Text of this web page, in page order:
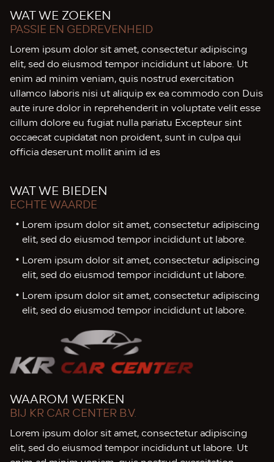
WAT WE ZOEKEN
PASSIE EN GEDREVENHEID
Lorem ipsum dolor sit amet, consectetur adipiscing
elit, sed do eiusmod tempor incididunt ut labore. Ut
enim ad minim veniam, quis nostrud exercitation
ullamco laboris nisi ut aliquip ex ea commodo con Duis
aute irure dolor in reprehenderit in voluptate velit esse
cillum dolore eu fugiat nulla pariatu Excepteur sint
occaecat cupidatat non proident, sunt in culpa qui
officia deserunt mollit anim id es
WAT WE BIEDEN
ECHTE WAARDE
Lorem ipsum dolor sit amet, consectetur adipiscing
elit, sed do eiusmod tempor incididunt ut labore.
Lorem ipsum dolor sit amet, consectetur adipiscing
elit, sed do eiusmod tempor incididunt ut labore.
Lorem ipsum dolor sit amet, consectetur adipiscing
elit, sed do eiusmod tempor incididunt ut labore.
WAAROM WERKEN
BIJ KR CAR CENTER B.V.
Lorem ipsum dolor sit amet, consectetur adipiscing
elit, sed do eiusmod tempor incididunt ut labore. Ut